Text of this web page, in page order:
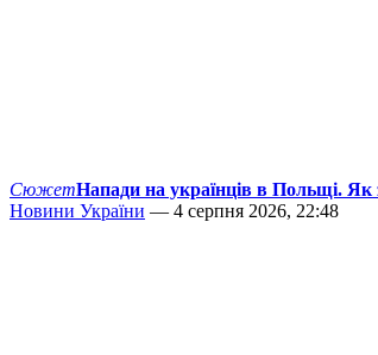
СюжетНапади на українців в Польщі. Як
Новини України — 4 серпня 2026, 22:48